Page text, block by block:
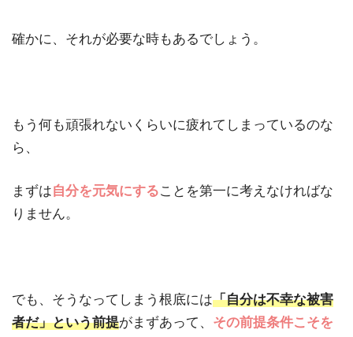
確かに、それが必要な時もあるでしょう。
もう何も頑張れないくらいに疲れてしまっているのな
ら、
まずは自分を元気にすることを第一に考えなければな
りません。
でも、そうなってしまう根底には「自分は不幸な被害
者だ」という前提がまずあって、 その前提条件こそを